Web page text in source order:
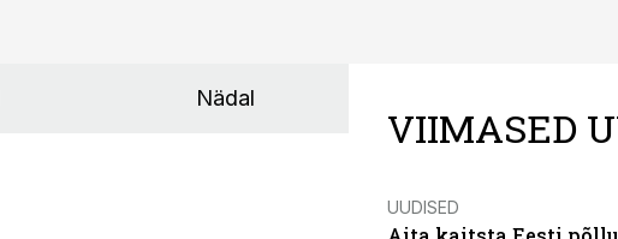
Nädal
VIIMASED
UUDISED